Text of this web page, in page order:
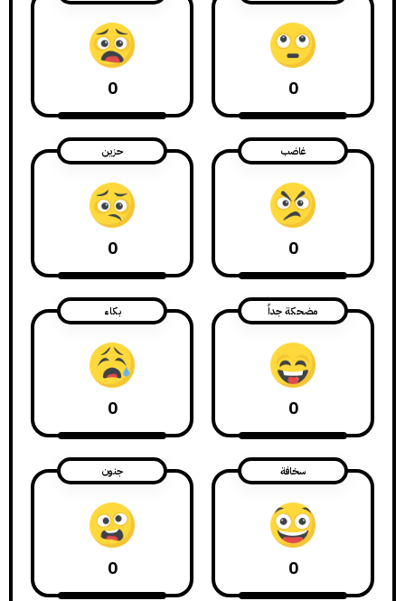
0
0
غاضب
0
حزين
0
مضحكة جداً
0
بكاء
0
سخافة
0
جنون
0